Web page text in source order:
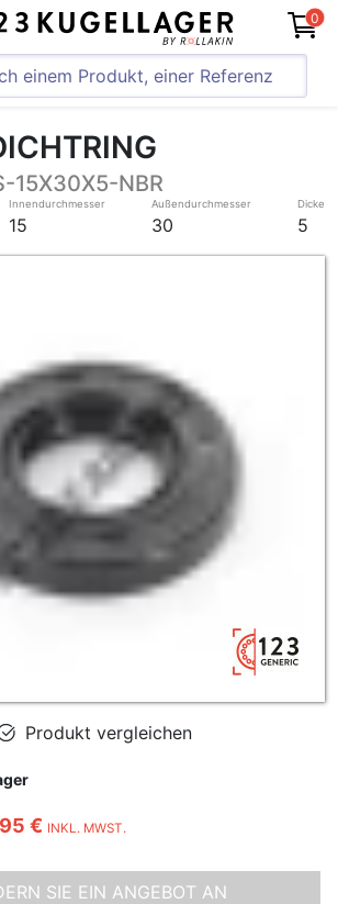
0
15X30X5-NBR
Innendurchmesser
15
Außendurchmesser
30
Dicke
5
Produkt vergleichen
€ INKL. MWST.
SIE EIN ANGEBOT AN